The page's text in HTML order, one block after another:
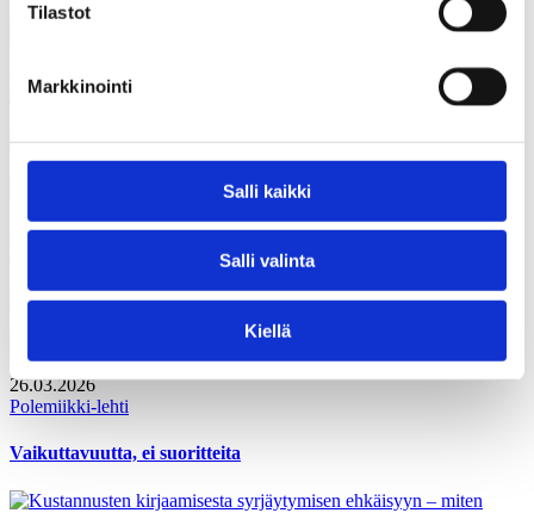
Tilastot
Markkinointi
Salli kaikki
Salli valinta
Kiellä
Polemiikki-lehti
Ei tullut poliisia, tuli virkamies
26.03.2026
Mika Pyykkö: Me ollaan voittajia kaikki, kun oikein toimitaan
26.03.2026
Polemiikki-lehti
Vaikuttavuutta, ei suoritteita